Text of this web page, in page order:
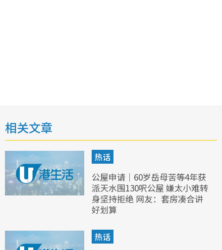
相关文章
热话
公屋申请｜60岁岳母苦等4年获
派天水围130呎公屋 嫌太小难转
身坚持拒绝 网友：套房凑合讲
好划算
热话